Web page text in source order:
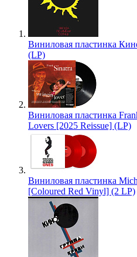
Виниловая пластинка
(LP)
Виниловая пластинка
Lovers [2025 Reissue] (LP)
Виниловая пластинка
[Coloured Red Vinyl] (2 LP)